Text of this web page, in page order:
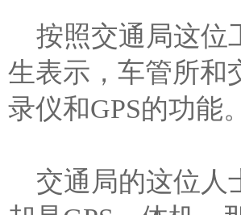
按照交通局这位
生表示，车管所和
录仪和GPS的功能。
交通局的这位人